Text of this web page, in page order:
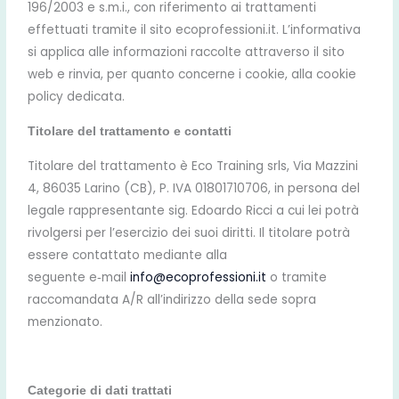
196/2003 e s.m.i., con riferimento ai trattamenti
effettuati tramite il sito ecoprofessioni.it. L’informativa
si applica alle informazioni raccolte attraverso il sito
web e rinvia, per quanto concerne i cookie, alla cookie
policy dedicata.
Titolare del trattamento e contatti
Titolare del trattamento è Eco Training srls, Via Mazzini
4, 86035 Larino (CB), P. IVA 01801710706, in persona del
legale rappresentante sig. Edoardo Ricci a cui lei potrà
rivolgersi per l’esercizio dei suoi diritti. Il titolare potrà
essere contattato mediante alla
seguente e‑mailinfo@ecoprofessioni.it o tramite
raccomandata A/R all’indirizzo della sede sopra
menzionato.
Categorie di dati trattati